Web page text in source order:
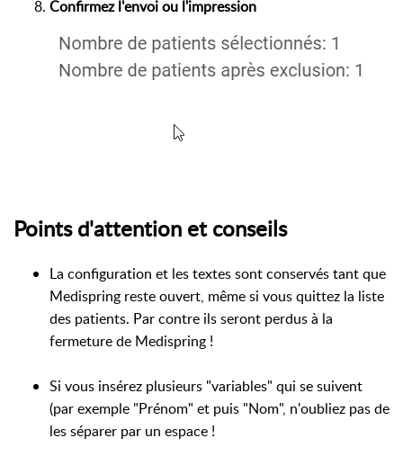
Confirmez l'envoi ou l'impression
Points d'attention et conseils
La configuration et les textes sont conservés tant que
Medispring reste ouvert, même si vous quittez la liste
des patients. Par contre ils seront perdus à la
fermeture de Medispring !
Si vous insérez plusieurs "variables" qui se suivent
(par exemple "Prénom" et puis "Nom", n'oubliez pas de
les séparer par un espace !